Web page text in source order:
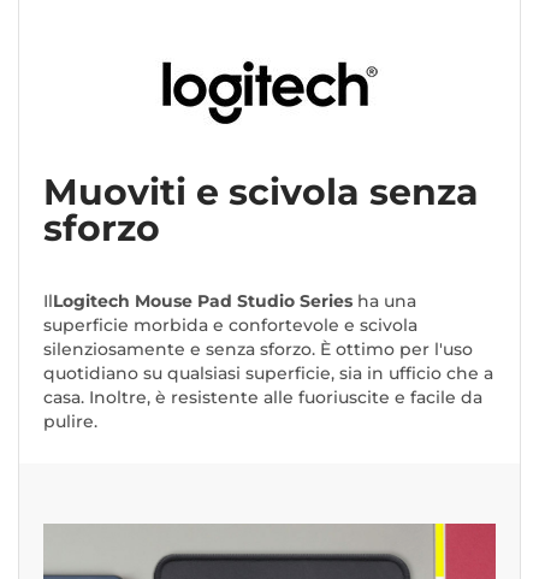
Muoviti e scivola senza
sforzo
IlLogitech Mouse Pad Studio Series ha una
superficie morbida e confortevole e scivola
silenziosamente e senza sforzo. È ottimo per l'uso
quotidiano su qualsiasi superficie, sia in ufficio che a
casa. Inoltre, è resistente alle fuoriuscite e facile da
pulire.